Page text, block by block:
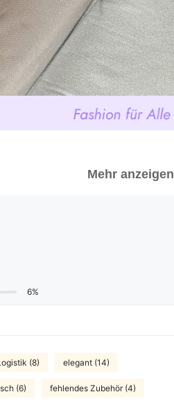
Mehr anzeigen
6%
(8) elegant (14)
(6) fehlendes Zubehör (4)